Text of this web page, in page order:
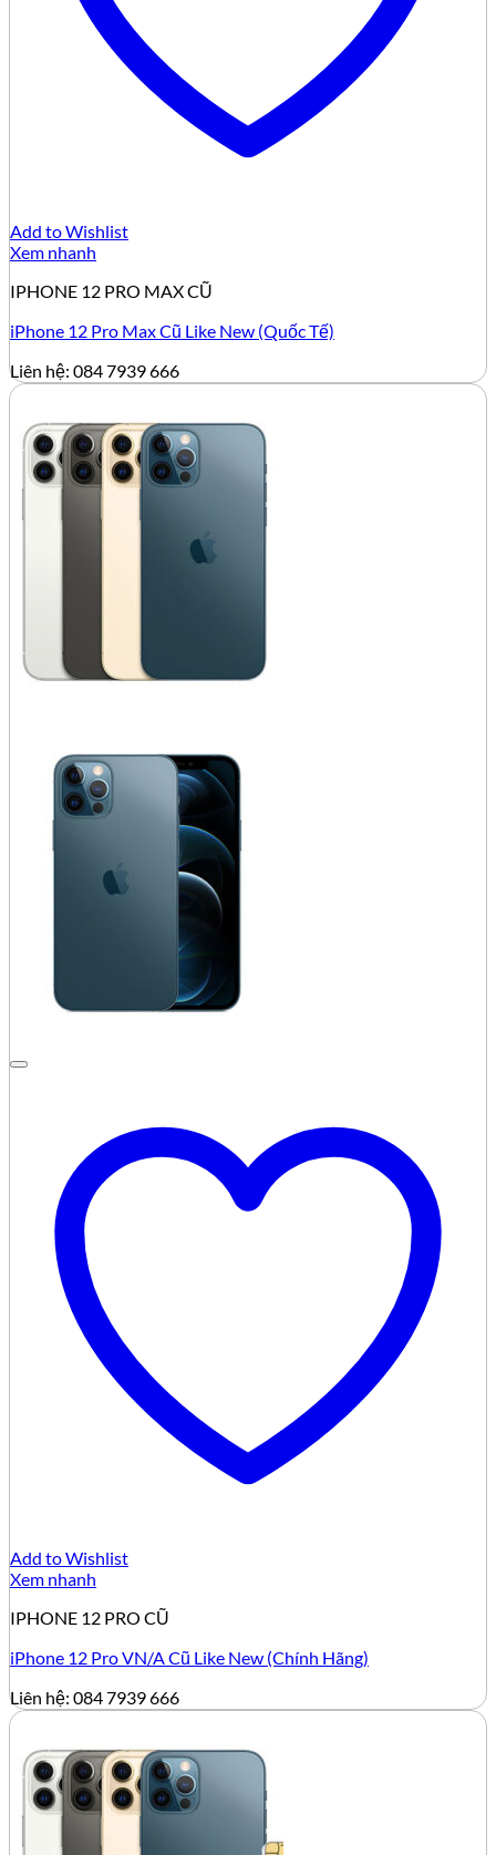
Add to Wishlist
Xem nhanh
IPHONE 12 PRO MAX CŨ
iPhone 12 Pro Max Cũ Like New (Quốc Tế)
Liên hệ: 084 7939 666
Add to Wishlist
Xem nhanh
IPHONE 12 PRO CŨ
iPhone 12 Pro VN/A Cũ Like New (Chính Hãng)
Liên hệ: 084 7939 666